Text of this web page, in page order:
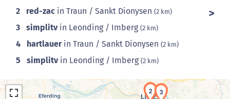
2 red-zac in Traun / Sankt Dionysen (2 km)
3 simplitvin Leonding / Imberg (2 km)
4 hartlauerin Traun / Sankt Dionysen (2 km)
5 simplitvin Leonding / Imberg (2 km)
2 3